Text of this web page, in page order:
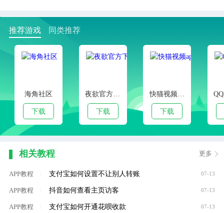
推荐游戏 同类推荐
海角社区
下载
夜欲官方下载
下载
快猫视频app
下载
相关教程 更多
APP教程 支付宝如何设置不让别人转账 07-13
APP教程 抖音如何查看主页访客 07-13
APP教程 支付宝如何开通花呗收款 07-13